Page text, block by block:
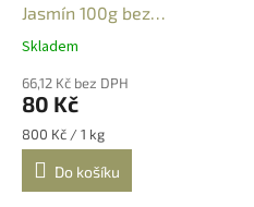
Jasmín 100g bez
palmového oleje
Průměrné
produktu
je
4,3
z
hvězdiček.
Skladem
66,12 Kč bez DPH
80 Kč
Měrná
cena:
800 Kč / 1 kg
Do košíku